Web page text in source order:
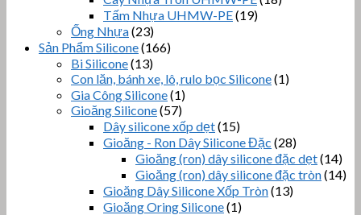
Tấm Nhựa UHMW-PE(19)
Ống Nhựa(23)
Sản Phẩm Silicone(166)
Bi Silicone(13)
Con lăn, bánh xe, lô, rulo bọc Silicone(1)
Gia Công Silicone(1)
Gioăng Silicone(57)
Dây silicone xốp dẹt(15)
Gioăng - Ron Dây Silicone Đặc (28)
Gioăng (ron) dây silicone đặc dẹt(14)
Gioăng (ron) dây silicone đặc tròn(14)
Gioăng Dây Silicone Xốp Tròn(13)
Gioăng Oring Silicone(1)